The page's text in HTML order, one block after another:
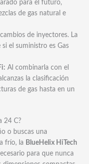
para el futuro,
de gas natural e
de inyectores. La
el suministro es Gas
Al combinarla con el
la clasificación
de gas hasta en un
24 C?
o buscas una
frío, la BlueHelix HiTech
para que nunca